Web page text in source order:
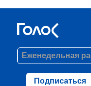
Подписаться